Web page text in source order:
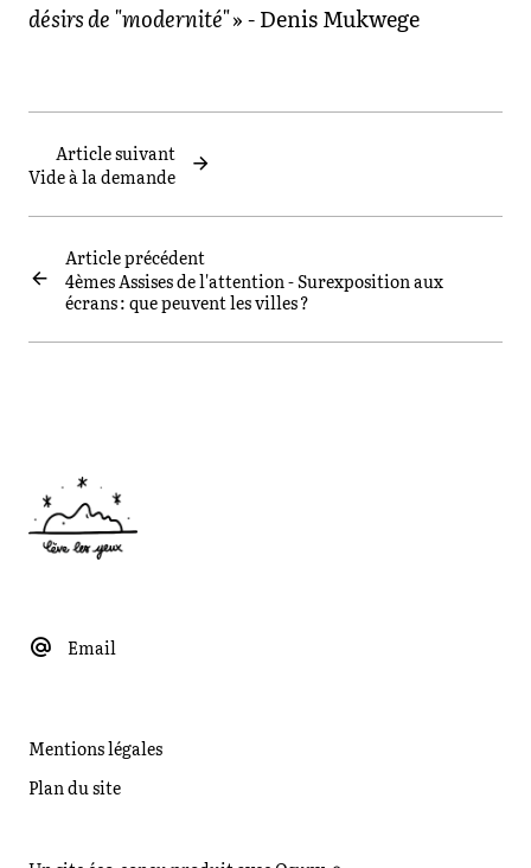
désirs de "modernité"» - Denis Mukwege
Article précédent
4èmes Assises de l'attention - Surexposition aux
écrans : que peuvent les villes ?
Article suivant
Vide à la demande
Email
Mentions légales
Plan du site